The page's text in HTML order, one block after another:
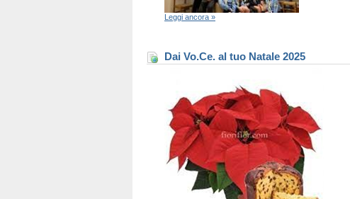
Leggi ancora »
Dai Vo.Ce. al tuo Natale 2025